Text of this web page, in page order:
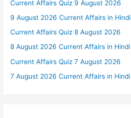
Current Affairs Quiz 9 August 2026
9 August 2026 Current Affairs in Hindi
Current Affairs Quiz 8 August 2026
8 August 2026 Current Affairs in Hindi
Current Affairs Quiz 7 August 2026
7 August 2026 Current Affairs in Hindi